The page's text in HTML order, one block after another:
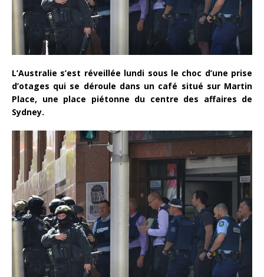
L’Australie s’est réveillée lundi sous le choc d’une prise
d’otages qui se déroule dans un café situé sur Martin
Place, une place piétonne du centre des affaires de
Sydney.